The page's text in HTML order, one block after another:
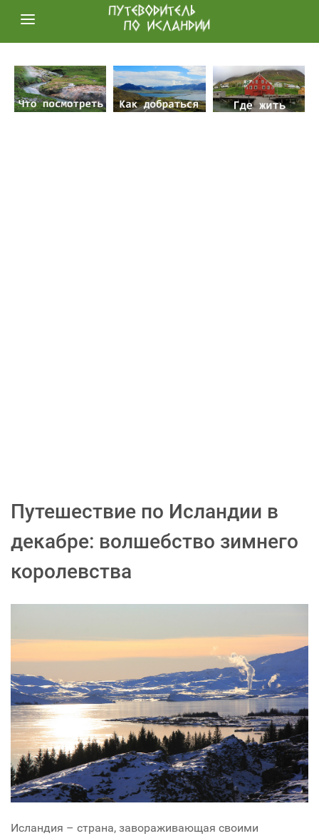
Путешествие по Исландии в
декабре: волшебство зимнего
королевства
Исландия – страна, завораживающая своими